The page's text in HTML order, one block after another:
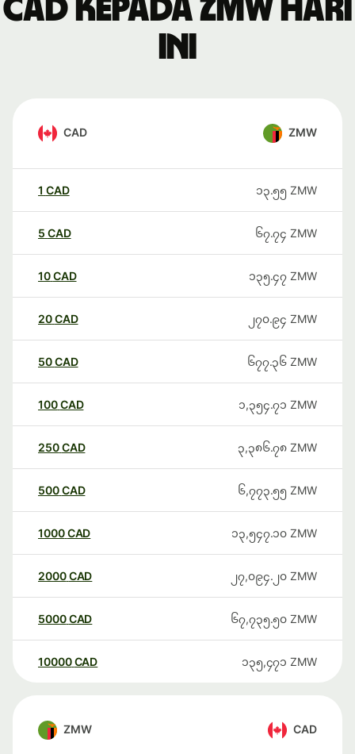
CAD kepada ZMW hari
ini
CAD ZMW
1 CAD ၁၃.၅၅ ZMW
5 CAD ၆၇.၇၄ ZMW
10CAD ၁၃၅.၄၇ ZMW
20CAD ၂၇၀.၉၄ ZMW
50CAD ၆၇၇.၃၆ ZMW
100CAD ၁,၃၅၄.၇၁ ZMW
250CAD ၃,၃၈၆.၇၈ ZMW
500CAD ၆,၇၇၃.၅၅ ZMW
1000CAD ၁၃,၅၄၇.၁၀ ZMW
2000CAD ၂၇,၀၉၄.၂၀ ZMW
5000CAD ၆၇,၇၃၅.၅၀ ZMW
10000 CAD ၁၃၅,၄၇၁ ZMW
ZMW CAD